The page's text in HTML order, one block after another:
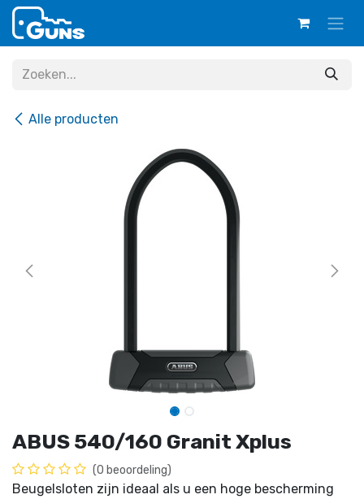
Overslaan naar inhoud
Alle producten
ABUS 540/160 Granit Xplus
(0 beoordeling)
Beugelsloten zijn ideaal als u een hoge bescherming